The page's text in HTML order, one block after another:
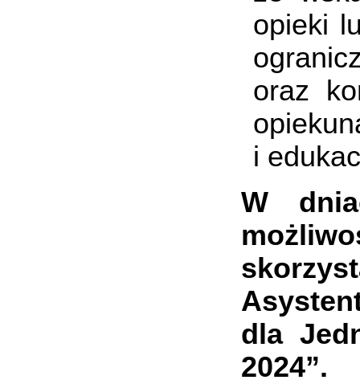
opieki
oraz
i
W
dla
2024”.